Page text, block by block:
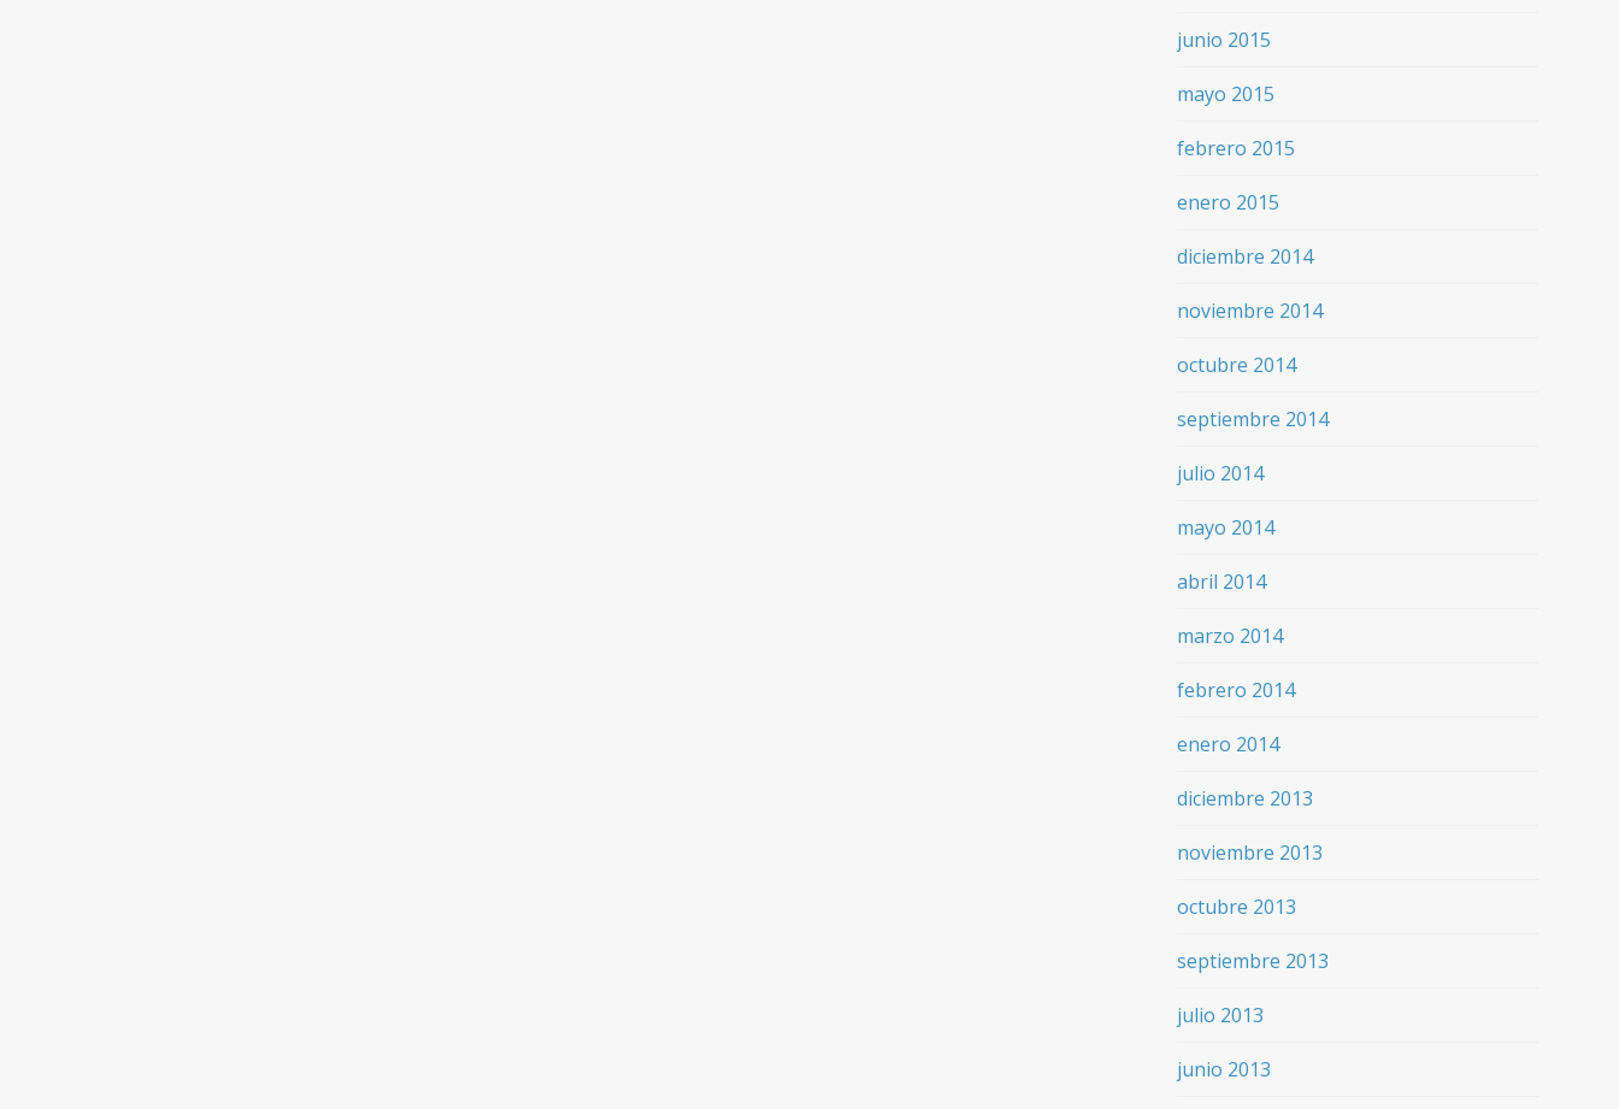
junio 2015
mayo 2015
febrero 2015
enero 2015
diciembre 2014
noviembre 2014
octubre 2014
septiembre 2014
julio 2014
mayo 2014
abril 2014
marzo 2014
febrero 2014
enero 2014
diciembre 2013
noviembre 2013
octubre 2013
septiembre 2013
julio 2013
junio 2013